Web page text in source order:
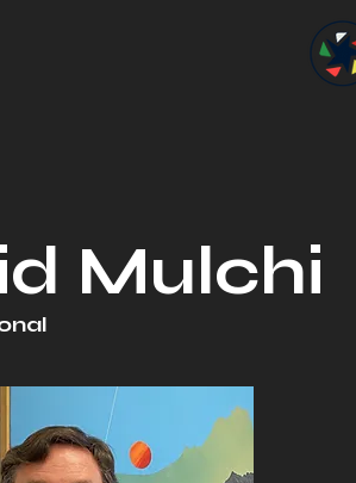
Mulchi